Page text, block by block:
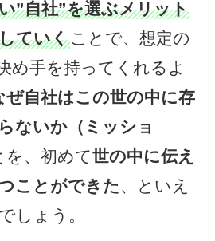
”自社”を選ぶメリット
ていくことで、想定の
め手を持ってくれるよ
ぜ自社はこの世の中に存
ないか（ミッショ
を、初めて世の中に伝え
ことができた 、といえ
しょう。